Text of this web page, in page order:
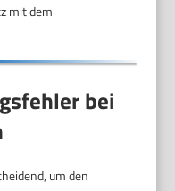
mit dem
bei
um den